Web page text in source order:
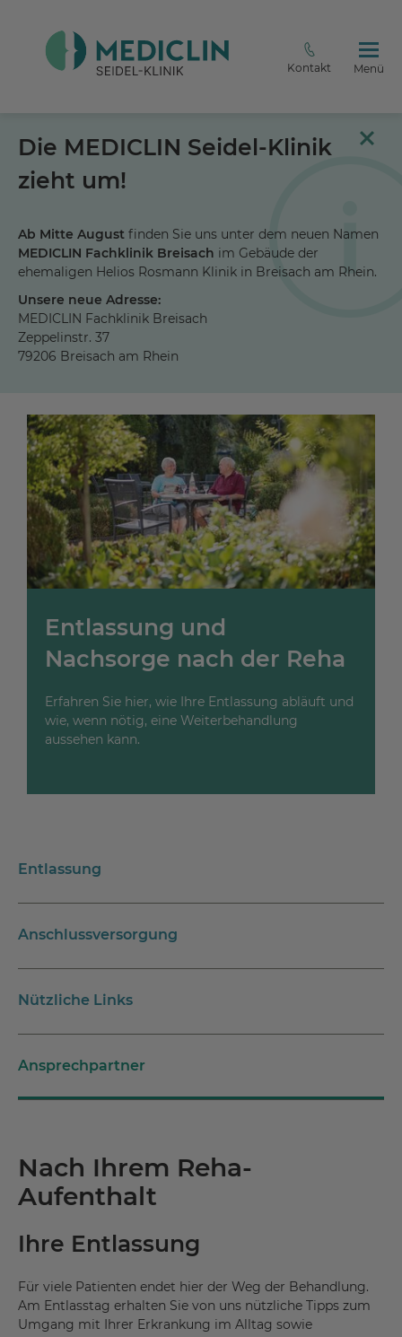
Kontakt Menü
Die MEDICLIN Seidel-Klinik
zieht um!
Ab Mitte August finden Sie uns unter dem neuen Namen
MEDICLIN Fachklinik Breisach im Gebäude der
ehemaligen Helios Rosmann Klinik in Breisach am Rhein.
Unsere neue Adresse:
MEDICLIN Fachklinik Breisach
Zeppelinstr. 37
79206 Breisach am Rhein
Entlassung und
Nachsorge nach der Reha
Erfahren Sie hier, wie Ihre Entlassung abläuft und
wie, wenn nötig, eine Weiterbehandlung
aussehen kann.
Entlassung
Anschlussversorgung
Nützliche Links
Ansprechpartner
Nach Ihrem Reha-
Aufenthalt
Ihre Entlassung
Für viele Patienten endet hier der Weg der Behandlung.
Am Entlasstag erhalten Sie von uns nützliche Tipps zum
Umgang mit Ihrer Erkrankung im Alltag sowie